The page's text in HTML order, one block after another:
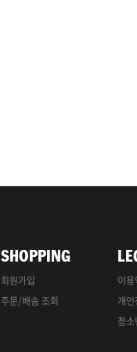
SHOPPING
회원가입
주문/배송 조회
이
개
청